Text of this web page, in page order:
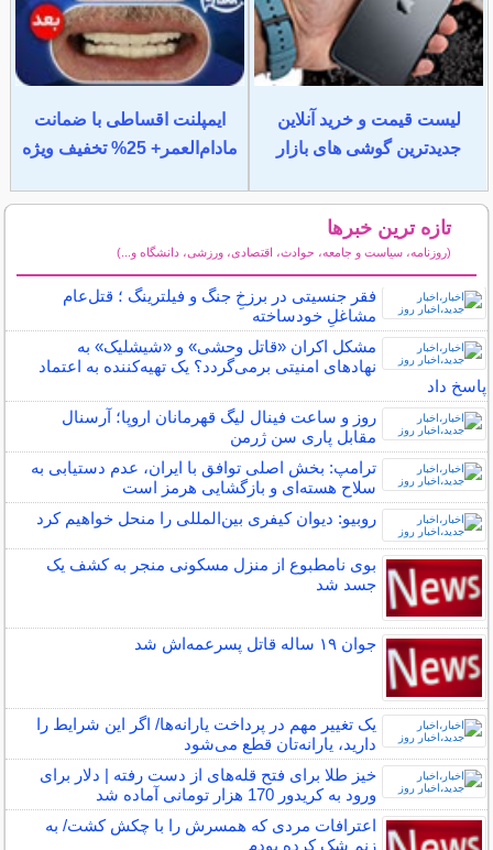
لیست قیمت و خرید آنلاین
جدیدترین گوشی های بازار
ایمپلنت اقساطی با ضمانت
مادام‌العمر+ 25% تخفیف ویژه
تازه ترین خبرها
(روزنامه، سیاست و جامعه، حوادث، اقتصادی، ورزشی، دانشگاه و...)
فقر جنسیتی در برزخِ جنگ و فیلترینگ ؛ قتل‌عام
مشاغلِ خودساخته
مشکل اکران «قاتل وحشی» و «شیشلیک»‌ به
نهادهای امنیتی برمی‌گردد؟ یک تهیه‌کننده به اعتماد
پاسخ داد
روز و ساعت فینال لیگ قهرمانان اروپا؛ آرسنال
مقابل پاری سن ژرمن
ترامپ: بخش اصلی توافق با ایران، عدم دستیابی به
سلاح هسته‌ای و بازگشایی هرمز است
روبیو: دیوان کیفری بین‌المللی را منحل خواهیم کرد
بوی نامطبوع از منزل مسکونی منجر به کشف یک
جسد شد
جوان ۱۹ ساله قاتل پسرعمه‌اش شد
یک تغییر مهم در پرداخت یارانه‌ها/ اگر این شرایط را
دارید، یارانه‌تان قطع می‌شود
خیز طلا برای فتح قله‌های از دست رفته | دلار برای
ورود به کریدور 170 هزار تومانی آماده شد
اعترافات مردی که همسرش را با چکش کشت/ به
زنم شک کرده بودم